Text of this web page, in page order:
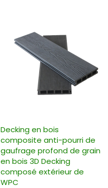
Decking en bois
composite anti-pourri de
gaufrage profond de grain
en bois 3D Decking
composé extérieur de
WPC